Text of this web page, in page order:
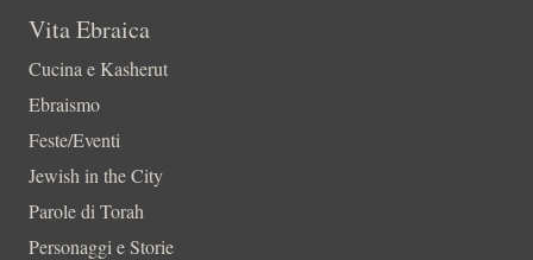
Vita Ebraica
Cucina e Kasherut
Ebraismo
Feste/Eventi
Jewish in the City
Parole di Torah
Personaggi e Storie